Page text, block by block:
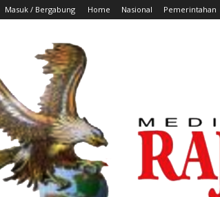
Masuk / Bergabung Home Nasional Pemerintahan